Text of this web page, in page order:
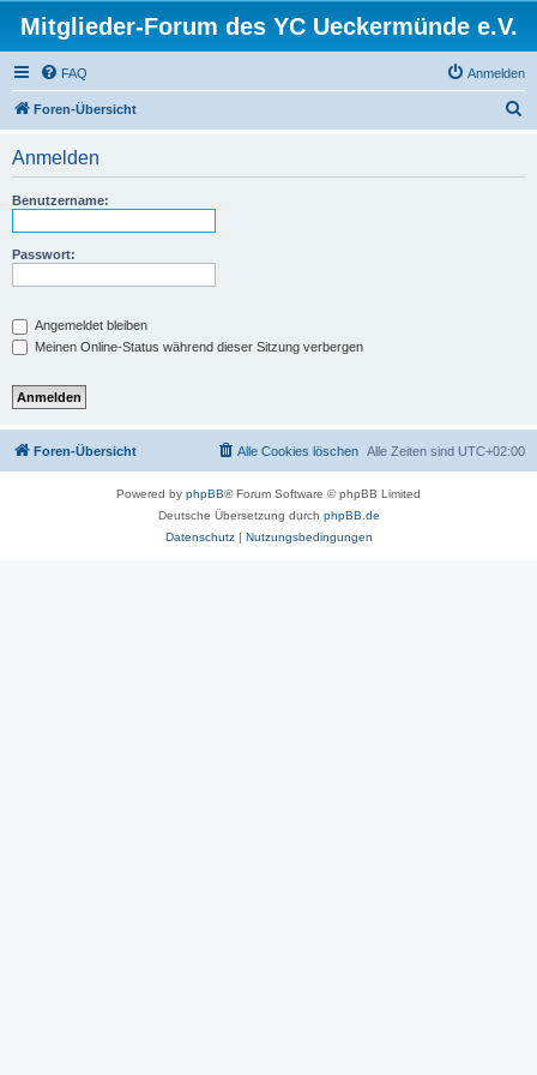
Mitglieder-Forum des YC Ueckermünde e.V.
FAQ Anmelden
Foren-Übersicht
Anmelden
Benutzername:
Passwort:
Angemeldet bleiben
Meinen Online-Status während dieser Sitzung verbergen
Foren-Übersicht Alle Zeiten sind UTC+02:00
Alle Cookies löschen
Powered by phpBB® Forum Software © phpBB Limited
Deutsche Übersetzung durch phpBB.de
Datenschutz| Nutzungsbedingungen